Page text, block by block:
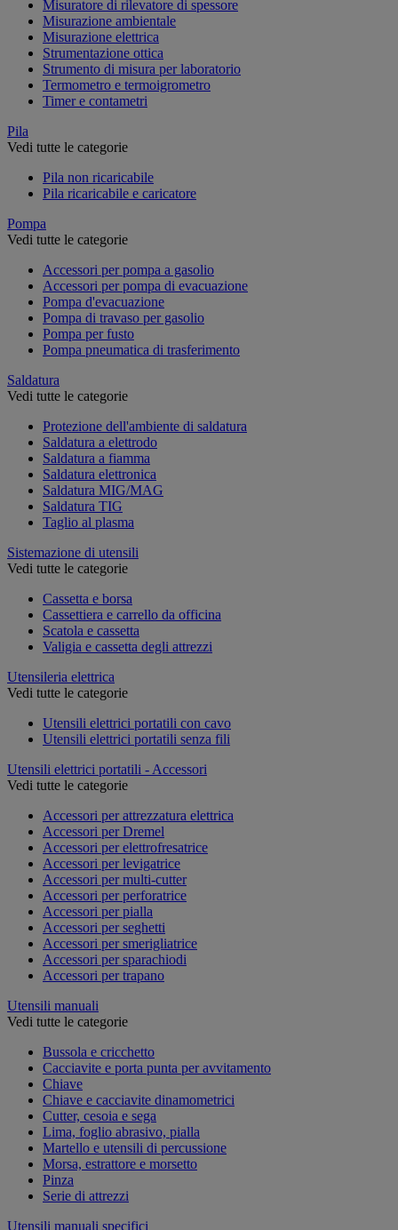
Misuratore di rilevatore di spessore
Misurazione ambientale
Misurazione elettrica
Strumentazione ottica
Strumento di misura per laboratorio
Termometro e termoigrometro
Timer e contametri
Pila
Vedi tutte le categorie
Pila non ricaricabile
Pila ricaricabile e caricatore
Pompa
Vedi tutte le categorie
Accessori per pompa a gasolio
Accessori per pompa di evacuazione
Pompa d'evacuazione
Pompa di travaso per gasolio
Pompa per fusto
Pompa pneumatica di trasferimento
Saldatura
Vedi tutte le categorie
Protezione dell'ambiente di saldatura
Saldatura a elettrodo
Saldatura a fiamma
Saldatura elettronica
Saldatura MIG/MAG
Saldatura TIG
Taglio al plasma
Sistemazione di utensili
Vedi tutte le categorie
Cassetta e borsa
Cassettiera e carrello da officina
Scatola e cassetta
Valigia e cassetta degli attrezzi
Utensileria elettrica
Vedi tutte le categorie
Utensili elettrici portatili con cavo
Utensili elettrici portatili senza fili
Utensili elettrici portatili - Accessori
Vedi tutte le categorie
Accessori per attrezzatura elettrica
Accessori per Dremel
Accessori per elettrofresatrice
Accessori per levigatrice
Accessori per multi-cutter
Accessori per perforatrice
Accessori per pialla
Accessori per seghetti
Accessori per smerigliatrice
Accessori per sparachiodi
Accessori per trapano
Utensili manuali
Vedi tutte le categorie
Bussola e cricchetto
Cacciavite e porta punta per avvitamento
Chiave
Chiave e cacciavite dinamometrici
Cutter, cesoia e sega
Lima, foglio abrasivo, pialla
Martello e utensili di percussione
Morsa, estrattore e morsetto
Pinza
Serie di attrezzi
Utensili manuali specifici